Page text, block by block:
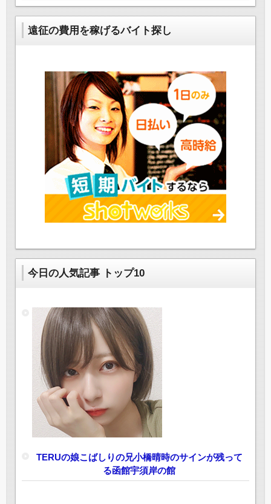
遠征の費用を稼げるバイト探し
今日の人気記事 トップ10
TERUの娘こばしりの兄小橋晴時のサインが残って
る函館宇須岸の館